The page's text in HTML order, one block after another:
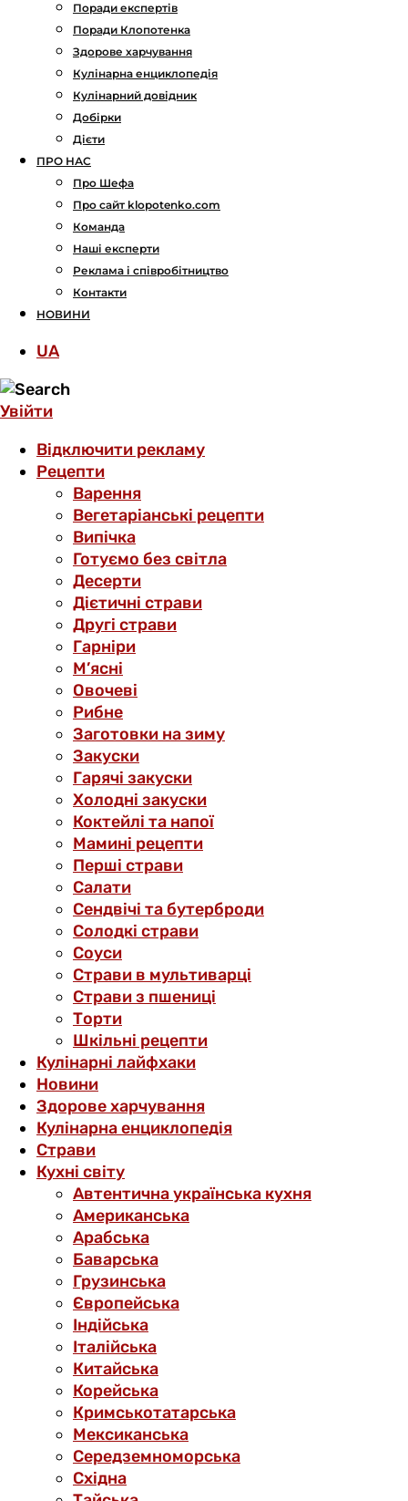
Поради експертів
Поради Клопотенка
Здорове харчування
Кулінарна енциклопедія
Кулінарний довідник
Добірки
Дієти
ПРО НАС
Про Шефа
Про сайт klopotenko.com
Команда
Наші експерти
Реклама і співробітництво
Контакти
НОВИНИ
UA
Увійти
Відключити рекламу
Рецепти
Варення
Вегетаріанські рецепти
Випічка
Готуємо без світла
Десерти
Дієтичні страви
Другі страви
Гарніри
М’ясні
Овочеві
Рибне
Заготовки на зиму
Закуски
Гарячі закуски
Холодні закуски
Коктейлі та напої
Мамині рецепти
Перші страви
Салати
Сендвічі та бутерброди
Солодкі страви
Соуси
Страви в мультиварці
Страви з пшениці
Торти
Шкільні рецепти
Кулінарні лайфхаки
Новини
Здорове харчування
Кулінарна енциклопедія
Страви
Кухні світу
Автентична українська кухня
Американська
Арабська
Баварська
Грузинська
Європейська
Індійська
Італійська
Китайська
Корейська
Кримськотатарська
Мексиканська
Середземноморська
Східна